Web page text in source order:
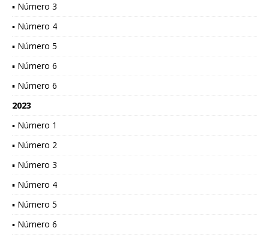
▪ Número 3
▪ Número 4
▪ Número 5
▪ Número 6
▪ Número 6
2023
▪ Número 1
▪ Número 2
▪ Número 3
▪ Número 4
▪ Número 5
▪ Número 6